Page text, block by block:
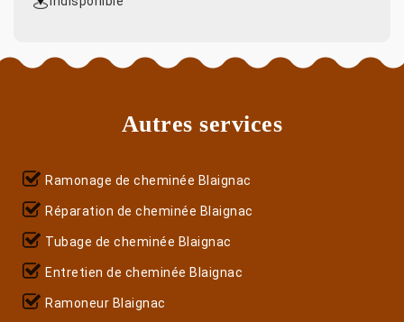
Autres services
Ramonage de cheminée Blaignac
Réparation de cheminée Blaignac
Tubage de cheminée Blaignac
Entretien de cheminée Blaignac
Ramoneur Blaignac